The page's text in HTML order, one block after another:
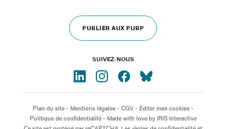
PUBLIER AUX PUBP
SUIVEZ-NOUS
Plan du site- Mentions légales- CGV- Éditer mes cookies-
Politique de confidentialité- Made with love by IRIS Interactive